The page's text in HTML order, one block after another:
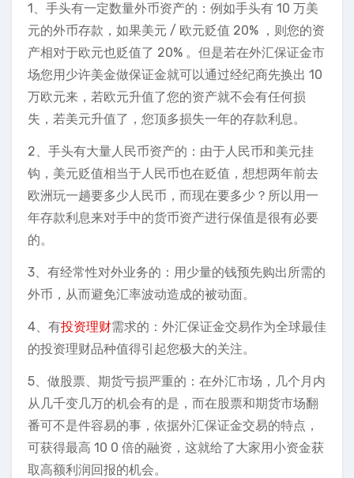
1、手头有一定数量外币资产的：例如手头有 10 万美
元的外币存款，如果美元 / 欧元贬值 20% ，则您的资
产相对于欧元也贬值了 20% 。但是若在外汇保证金市
场您用少许美金做保证金就可以通过经纪商先换出 10
万欧元来，若欧元升值了您的资产就不会有任何损
失，若美元升值了，您顶多损失一年的存款利息。
2、手头有大量人民币资产的：由于人民币和美元挂
钩，美元贬值相当于人民币也在贬值，想想两年前去
欧洲玩一趟要多少人民币，而现在要多少？所以用一
年存款利息来对手中的货币资产进行保值是很有必要
的。
3、有经常性对外业务的：用少量的钱预先购出所需的
外币，从而避免汇率波动造成的被动面。
4、有投资理财需求的：外汇保证金交易作为全球最佳
的投资理财品种值得引起您极大的关注。
5、做股票、期货亏损严重的：在外汇市场，几个月内
从几千变几万的机会有的是，而在股票和期货市场翻
番可不是件容易的事，依据外汇保证金交易的特点，
可获得最高 10 0 倍的融资，这就给了大家用小资金获
取高额利润回报的机会。